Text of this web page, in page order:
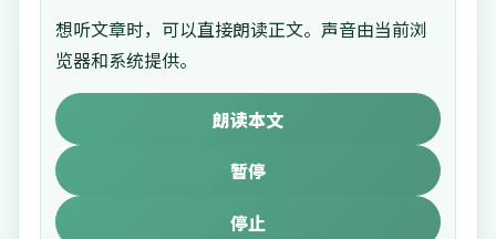
想听文章时，可以直接朗读正文。声音由当前浏
览器和系统提供。
朗读本文
暂停
停止